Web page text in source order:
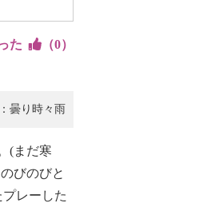
た （0）
曇り時々雨
(まだ寒
びのびと
レーした